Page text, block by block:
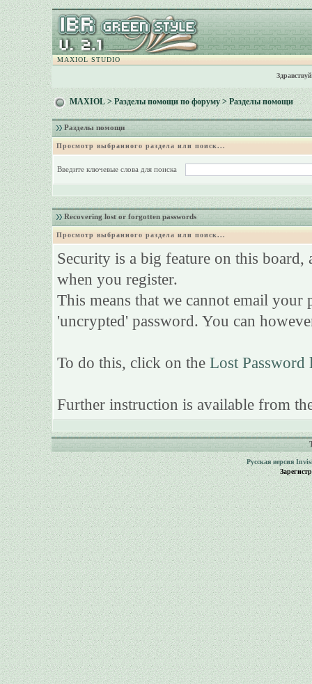
MAXIOL STUDIO
MAXIOL>Разделы помощи по форуму> Разделы помощи
Разделы помощи
Просмотр выбранного раздела или поиск...
Введите ключевые слова для поиска
Recovering lost or forgotten passwords
Просмотр выбранного раздела или поиск...
Security is a big feature on this board,
when you register.
This means that we cannot email
'uncrypted' password. You can
To do this, click on the Lost Password
Further instruction is available from
Русская версия